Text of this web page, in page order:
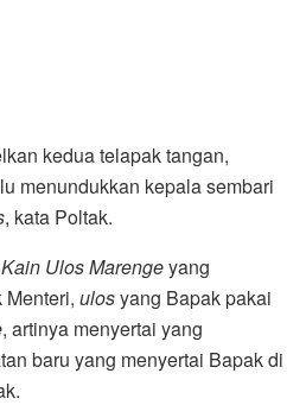
kedua telapak tangan,
menundukkan kepala sembari
, kata Poltak.
Kain Ulos Marengeyang
ulosyang Bapak pakai
, artinya menyertai yang
baru yang menyertai Bapak di